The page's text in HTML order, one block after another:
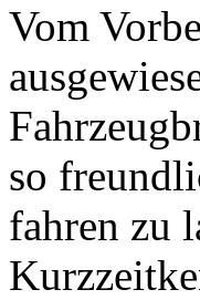
Vom
so
fahren zu